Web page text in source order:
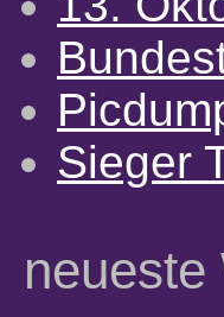
Sieger
neueste